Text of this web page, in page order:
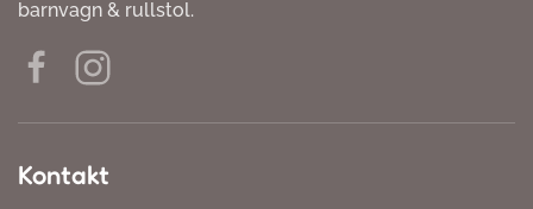
barnvagn & rullstol.
Kontakt